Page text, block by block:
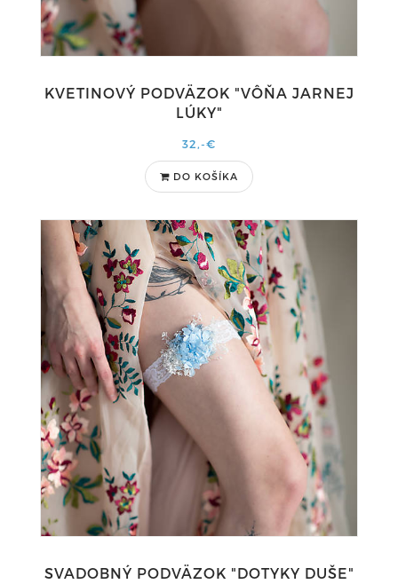
KVETINOVÝ PODVÄZOK "VÔŇA JARNEJ
LÚKY"
32,-€
DO KOŠÍKA
SVADOBNÝ PODVÄZOK "DOTYKY DUŠE"